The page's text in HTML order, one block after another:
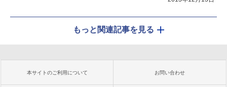
もっと関連記事を見る
本サイトのご利用について お問い合わせ